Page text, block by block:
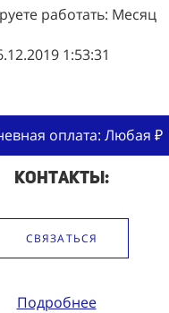
работать: Месяц
1:53:31
оплата: Любая ₽
Контакты:
СВЯЗАТЬСЯ
Подробнее